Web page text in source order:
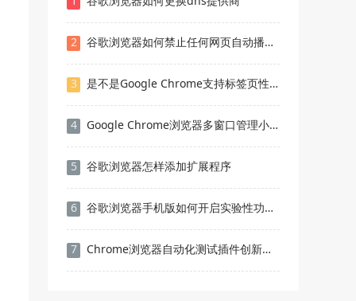
2 谷歌浏览器如何禁止任何网页自动播放音频免受突然惊吓
3 是不是Google Chrome支持标签页性能隔离机制
4 Google Chrome浏览器多窗口管理小技巧合集
5 谷歌浏览器怎样添加扩展程序
6 谷歌浏览器手机版如何开启实验性功能彻底封杀网页背景追踪
7 Chrome浏览器自动化测试插件创新应用